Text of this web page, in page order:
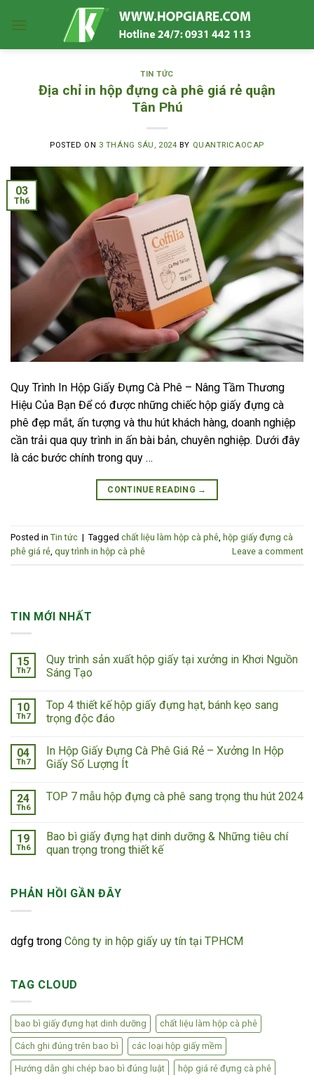
TIN TỨC
Địa chỉ in hộp đựng cà phê giá rẻ quận
Tân Phú
POSTED ON 3 THÁNG SÁU, 2024 BY QUANTRICAOCAP
03
Th6
Quy Trình In Hộp Giấy Đựng Cà Phê – Nâng Tầm Thương
Hiệu Của Bạn Để có được những chiếc hộp giấy đựng cà
phê đẹp mắt, ấn tượng và thu hút khách hàng, doanh nghiệp
cần trải qua quy trình in ấn bài bản, chuyên nghiệp. Dưới đây
là các bước chính trong quy …
CONTINUE READING →
Posted in Tin tức | Tagged chất liệu làm hộp cà phê hộp giấy đựng cà
phê giá rẻ quy trình in hộp cà phê Leave a comment
TIN MỚI NHẤT
15
Th7
Quy trình sản xuất hộp giấy tại xưởng in Khơi Nguồn
Sáng Tạo
10
Th7
Top 4 thiết kế hộp giấy đựng hạt, bánh kẹo sang
trọng độc đáo
04
Th7
In Hộp Giấy Đựng Cà Phê Giá Rẻ – Xưởng In Hộp
Giấy Số Lượng Ít
24
Th6
TOP 7 mẫu hộp đựng cà phê sang trọng thu hút 2024
19
Th6
Bao bì giấy đựng hạt dinh dưỡng & Những tiêu chí
quan trọng trong thiết kế
PHẢN HỒI GẦN ĐÂY
dgfg trong Công ty in hộp giấy uy tín tại TPHCM
TAG CLOUD
bao bì giấy đựng hạt dinh dưỡng chất liệu làm hộp cà phê
Cách ghi đúng trên bao bì các loại hộp giấy mềm
Hướng dẫn ghi chép bao bì đúng luật hộp giá rẻ đựng cà phê